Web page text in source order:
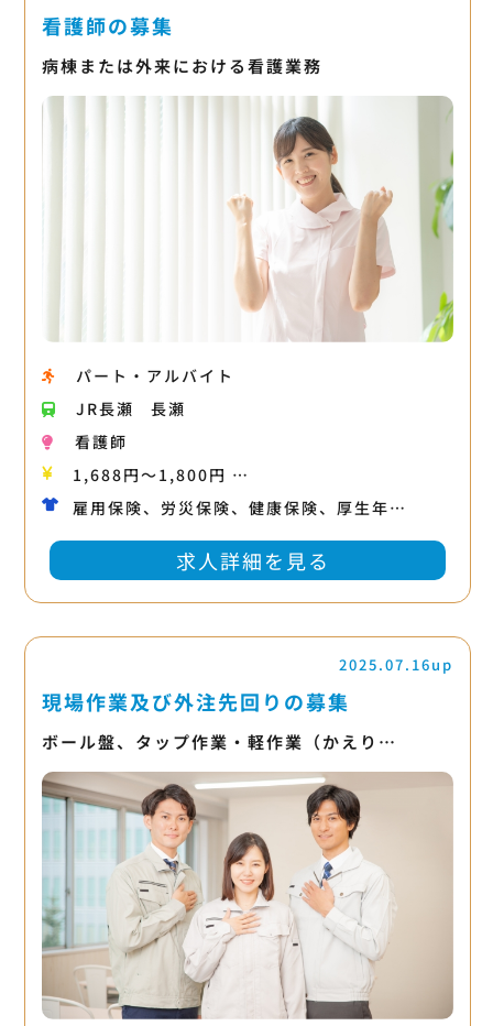
看護師の募集
病棟または外来における看護業務
パート・アルバイト
JR長瀬
長瀬
看護師
1,688円〜1,800円 …
雇用保険、労災保険、健康保険、厚生年…
求人詳細を見る
2025.07.16up
現場作業及び外注先回りの募集
ボール盤、タップ作業・軽作業（かえり…